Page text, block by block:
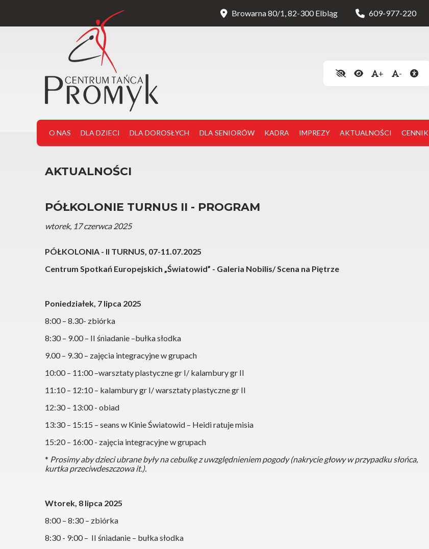
Browarna 80/1, 82-300 Elbląg 609-977-220
+ -
O NAS DLA DZIECI DLA DOROSŁYCH DLA SENIORÓW KADRA IMPREZY AKTUALNOŚCI CENNIK
AKTUALNOŚCI
PÓŁKOLONIE TURNUS II - PROGRAM
wtorek, 17 czerwca 2025
PÓŁKOLONIA - II TURNUS, 07-11.07.2025
Centrum Spotkań Europejskich „Światowid” - Galeria Nobilis/ Scena na Piętrze
Poniedziałek, 7 lipca 2025
8:00 – 8.30- zbiórka
8:30 – 9.00 – II śniadanie –bułka słodka
9.00 – 9.30 – zajęcia integracyjne w grupach
10:00 – 11:00 –warsztaty plastyczne gr I/ kalambury gr II
11:10 – 12:10 – kalambury gr I/ warsztaty plastyczne gr II
12:30 – 13:00 - obiad
13:30 – 15:15 – seans w Kinie Światowid – Heidi ratuje misia
15:20 – 16:00 - zajęcia integracyjne w grupach
* Prosimy aby dzieci ubrane były na cebulkę z uwzględnieniem pogody (nakrycie głowy w przypadku słońca,
kurtka przeciwdeszczowa it.).
Wtorek, 8 lipca 2025
8:00 – 8:30 – zbiórka
8:30 - 9:00 – II śniadanie – bułka słodka